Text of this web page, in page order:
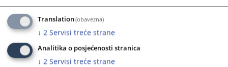
Translation(obavezna)
↓ 2 Servisi treće strane
Analitika o posjećenosti stranica
↓ 2 Servisi treće strane